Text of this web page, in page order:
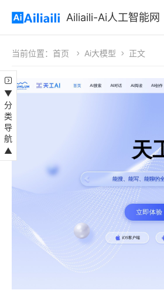
Ailiaili-Ai人工智能网
▼分类导航▲
当前位置： 首页 Ai大模型 正文